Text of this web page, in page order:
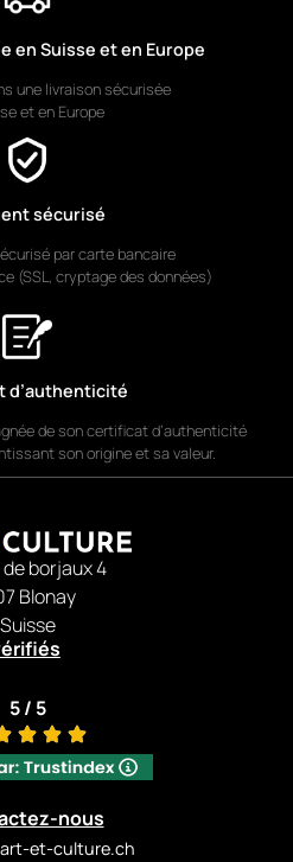
en Suisse et en Europe
une livraison sécurisée
et en Europe
sécurisé
par carte bancaire
(SSL, cryptage des données)
d’authenticité
de son certificat d’authenticité
son origine et sa valeur.
de borjaux 4
Blonay
Suisse
5 / 5
nous
et-culture.ch